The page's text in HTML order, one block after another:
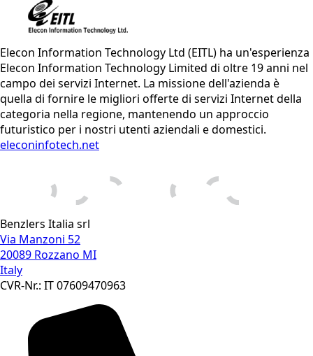
Elecon Information Technology Ltd (EITL) ha un'esperienza
Elecon Information Technology Limited di oltre 19 anni nel
campo dei servizi Internet. La missione dell'azienda è
quella di fornire le migliori offerte di servizi Internet della
categoria nella regione, mantenendo un approccio
futuristico per i nostri utenti aziendali e domestici.
eleconinfotech.net
Benzlers Italia srl
Via Manzoni 52
20089 Rozzano MI
Italy
CVR-Nr.: IT 07609470963